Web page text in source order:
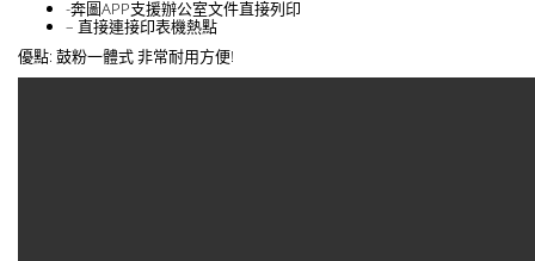
-奔圖APP支援辦公室文件直接列印
– 直接連接印表機熱點
優點: 鼓粉一體式 非常耐用方便!